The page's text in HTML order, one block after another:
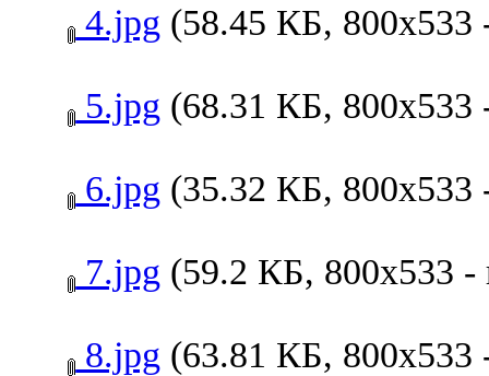
4.jpg (58.45 КБ, 800x533
5.jpg (68.31 КБ, 800x533
6.jpg (35.32 КБ, 800x533
7.jpg (59.2 КБ, 800x533 -
8.jpg (63.81 КБ, 800x533